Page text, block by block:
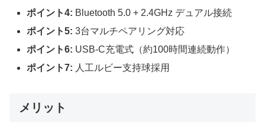
ポイント4: Bluetooth 5.0 + 2.4GHz デュアル接続
ポイント5: 3台マルチペアリング対応
ポイント6: USB-C充電式（約100時間連続動作）
ポイント7: 人工ルビー支持球採用
メリット